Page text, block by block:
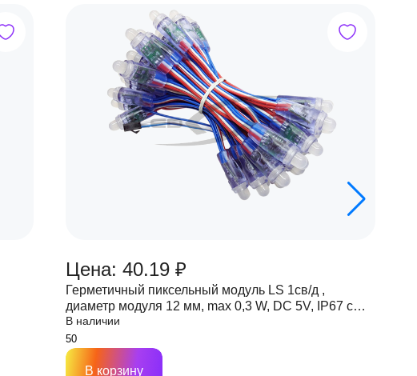
Цена: 40.19 ₽
Герметичный пиксельный модуль LS 1св/д ,
диаметр модуля 12 мм, max 0,3 W, DC 5V, IP67 с
чипом 6803
В наличии
В корзину